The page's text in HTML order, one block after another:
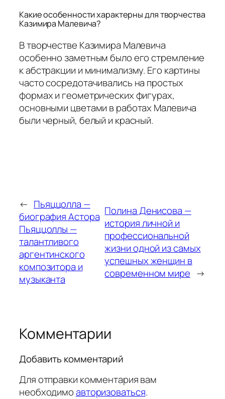
Какие особенности характерны для творчества
Казимира Малевича?
В творчестве Казимира Малевича
особенно заметным было его стремление
к абстракции и минимализму. Его картины
часто сосредотачивались на простых
формах и геометрических фигурах,
основными цветами в работах Малевича
были черный, белый и красный.
← Пьяццолла —
биография Астора
Пьяццоллы —
талантливого
аргентинского
композитора и
музыканта
Полина Денисова —
история личной и
профессиональной
жизни одной из самых
успешных женщин в
современном мире →
Комментарии
Добавить комментарий
Для отправки комментария вам
необходимоавторизоваться.